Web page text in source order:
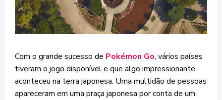
Com o grande sucesso de Pokémon Go, vários países
tiveram o jogo disponível e que algo impressionante
aconteceu na terra japonesa. Uma multidão de pessoas
apareceram em uma praça japonesa por conta de um